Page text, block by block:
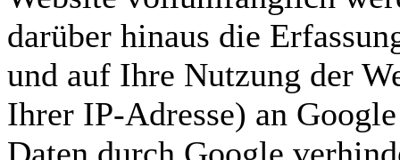
darüber hinaus die
und auf Ihre Nutzung der
Ihrer IP-Adresse) an